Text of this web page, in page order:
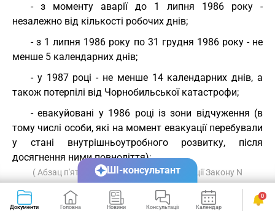
- з моменту аварії до 1 липня 1986 року -
незалежно від кількості робочих днів;
- з 1 липня 1986 року по 31 грудня 1986 року - не
менше 5 календарних днів;
- у 1987 році - не менше 14 календарних днів, а
також потерпілі від Чорнобильської катастрофи;
- евакуйовані у 1986 році із зони відчуження (в
тому числі особи, які на момент евакуації перебували
у стані внутрішньоутробного розвитку, після
досягнення ними повноліття);
( Абзац п'ятий пункту 2 статті 14 в редакції Закону N
- особи, які постійно проживали у зоні
Документи Головна Новини Консультації Календар Сервіси
0
ШІ-консультант